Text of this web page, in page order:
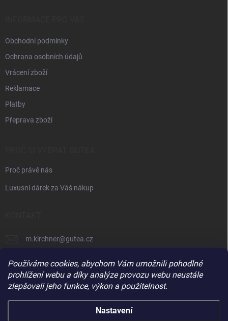
Používáme cookies, abychom Vám umožnili pohodlné
prohlížení webu a díky analýze provozu webu neustále
zlepšovali jeho funkce, výkon a použitelnost.
Nastavení
Obchodní podmínky
Ochrana osobních údajů
Vrácení zboží
Reklamace
Platby
Přeprava zboží
Proč právě nás
Luxusní dárek za Váš nákup
m.kirchner@gutea.cz
+420 602 710 841